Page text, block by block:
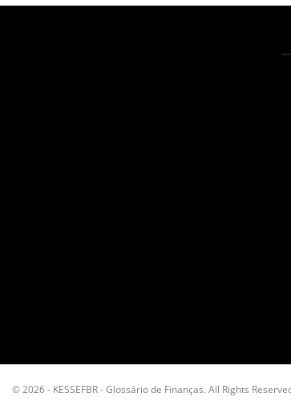
© 2026 - KESSEFBR - Glossário de Finanças. All Rights